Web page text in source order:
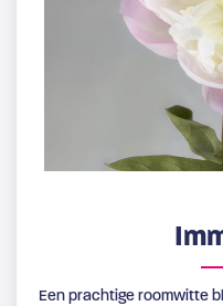
Een prachtige roomwitte